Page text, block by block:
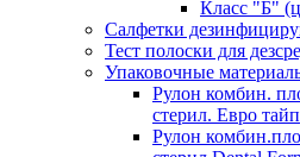
Класс "Б"
Салфетки
Тест полоски для
Упаковочные
Рулон комбин.
стерил. Евро тайп
Рулон